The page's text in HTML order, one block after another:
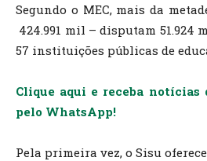
Segundo o MEC, mais da
424.991 mil – disputam 51.924
57 instituições públicas de
Clique aqui e receba notícias
pelo WhatsApp!
Pela primeira vez, o Sisu